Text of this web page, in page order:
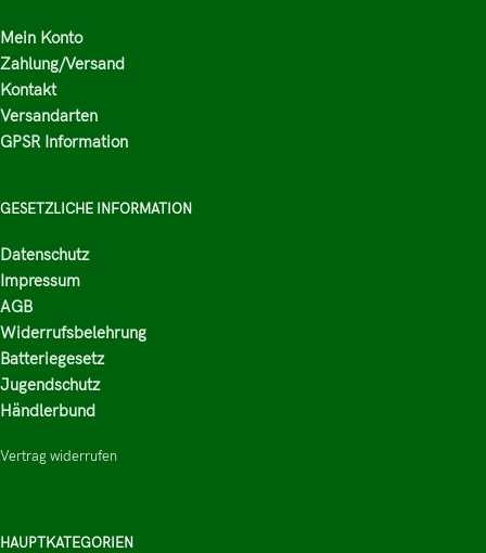
Mein Konto
Zahlung/Versand
Kontakt
Versandarten
GPSR Information
GESETZLICHE INFORMATION
Datenschutz
Impressum
AGB
Widerrufsbelehrung
Batteriegesetz
Jugendschutz
Händlerbund
Vertrag widerrufen
HAUPTKATEGORIEN